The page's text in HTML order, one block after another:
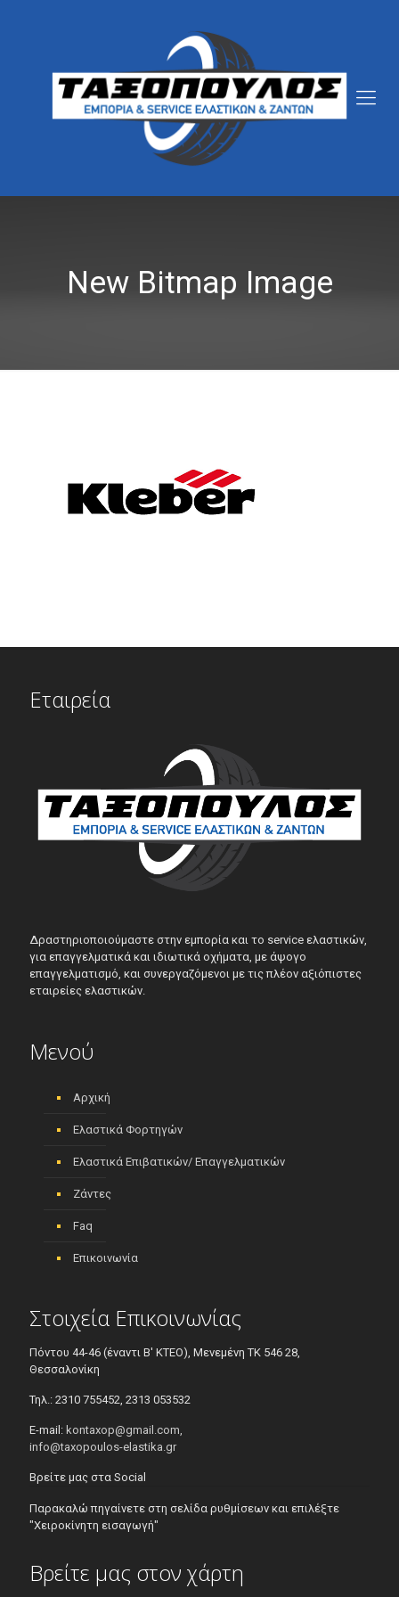
New Bitmap Image
Εταιρεία
Δραστηριοποιούμαστε στην εμπορία και το service ελαστικών,
για επαγγελματικά και ιδιωτικά οχήματα, με άψογο
επαγγελματισμό, και συνεργαζόμενοι με τις πλέον αξιόπιστες
εταιρείες ελαστικών.
Μενού
Αρχική
Ελαστικά Φορτηγών
Ελαστικά Επιβατικών/ Επαγγελματικών
Ζάντες
Faq
Επικοινωνία
Στοιχεία Επικοινωνίας
Πόντου 44-46 (έναντι Β' ΚΤΕΟ), Μενεμένη ΤΚ 546 28,
Θεσσαλονίκη
Τηλ.: 2310 755452, 2313 053532
E-mail: kontaxop@gmail.com,
info@taxopoulos-elastika.gr
Βρείτε μας στα Social
Παρακαλώ πηγαίνετε στη σελίδα ρυθμίσεων και επιλέξτε
"Χειροκίνητη εισαγωγή"
Βρείτε μας στον χάρτη